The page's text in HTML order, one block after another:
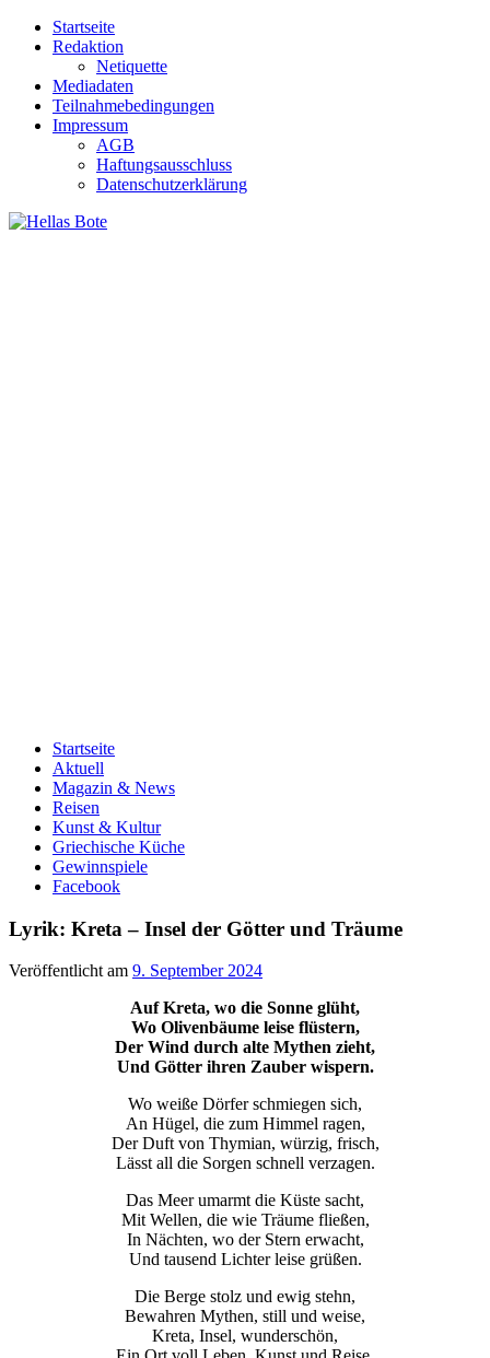
Zum
Inhalt
Startseite
Redaktion
Netiquette
Mediadaten
Teilnahmebedingungen
Impressum
AGB
Haftungsausschluss
Datenschutzerklärung
Startseite
Aktuell
Magazin & News
Reisen
Kunst & Kultur
Griechische Küche
Gewinnspiele
Facebook
Lyrik: Kreta – Insel der Götter und Träume
Veröffentlicht am 9. September 2024
Auf Kreta, wo die Sonne glüht,
Wo Olivenbäume leise flüstern,
Der Wind durch alte Mythen zieht,
Und Götter ihren Zauber wispern.
Wo weiße Dörfer schmiegen sich,
An Hügel, die zum Himmel ragen,
Der Duft von Thymian, würzig, frisch,
Lässt all die Sorgen schnell verzagen.
Das Meer umarmt die Küste sacht,
Mit Wellen, die wie Träume fließen,
In Nächten, wo der Stern erwacht,
Und tausend Lichter leise grüßen.
Die Berge stolz und ewig stehn,
Bewahren Mythen, still und weise,
Kreta, Insel, wunderschön,